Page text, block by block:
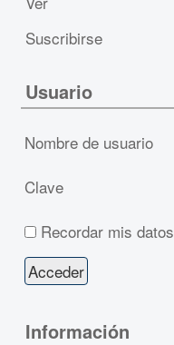
Suscribirse
Usuario
Nombre de usuario
Clave
Recordar mis datos
Información